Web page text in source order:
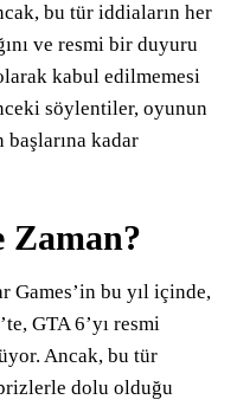
bu tür iddiaların her
ve resmi bir duyuru
kabul edilmemesi
söylentiler, oyunun
başlarına kadar
Zaman?
Games’in bu yıl içinde,
GTA 6’yı resmi
Ancak, bu tür
dolu olduğu